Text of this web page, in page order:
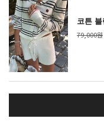
코튼
79,000원